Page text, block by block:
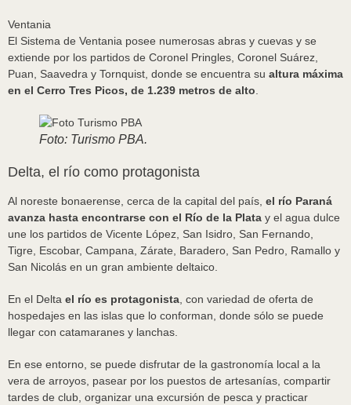
Ventania
El Sistema de Ventania posee numerosas abras y cuevas y se
extiende por los partidos de Coronel Pringles, Coronel Suárez,
Puan, Saavedra y Tornquist, donde se encuentra su altura máxima
en el Cerro Tres Picos, de 1.239 metros de alto
Foto: Turismo PBA.
Delta, el río como protagonista
Al noreste bonaerense, cerca de la capital del país, el río Paraná
avanza hasta encontrarse con el Río de la Plata y el agua dulce
une los partidos de Vicente López, San Isidro, San Fernando,
Tigre, Escobar, Campana, Zárate, Baradero, San Pedro, Ramallo y
San Nicolás en un gran ambiente deltaico.
En el Delta el río es protagonista , con variedad de oferta de
hospedajes en las islas que lo conforman, donde sólo se puede
llegar con catamaranes y lanchas.
En ese entorno, se puede disfrutar de la gastronomía local a la
vera de arroyos, pasear por los puestos de artesanías, compartir
tardes de club, organizar una excursión de pesca y practicar